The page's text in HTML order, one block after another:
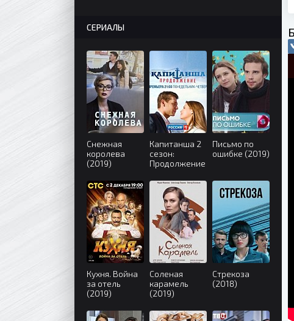
СЕРИАЛЫ
Снежная
королева
(2019)
Капитанша 2
сезон:
Продолжение
Письмо по
ошибке (2019)
Кухня. Война
за отель
(2019)
Соленая
карамель
(2019)
Стрекоза
(2018)